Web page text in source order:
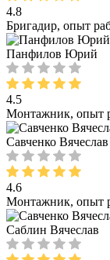
4.8
Бригадир, опыт
Панфилов Юрий
4.5
Монтажник, опыт
Савченко Вячеслав
4.6
Монтажник, опыт
Саблин Вячеслав